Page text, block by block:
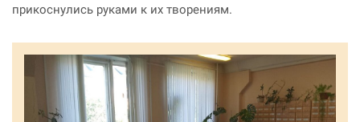
прикоснулись руками к их творениям.